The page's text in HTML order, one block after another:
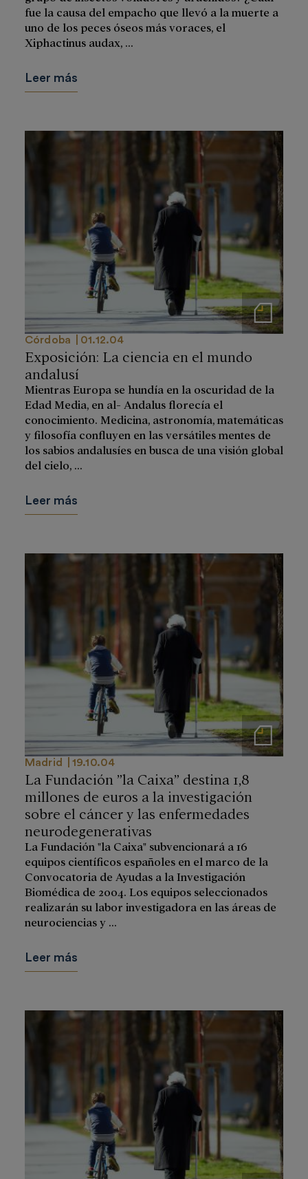
fue la causa del empacho que llevó a la muerte a
uno de los peces óseos más voraces, el
Xiphactinus audax, ...
Leer más
Notas de prensa
Córdoba 01.12.04
Exposición: La ciencia en el mundo
andalusí
Mientras Europa se hundía en la oscuridad de la
Edad Media, en al- Andalus florecía el
conocimiento. Medicina, astronomía, matemáticas
y filosofía confluyen en las versátiles mentes de
los sabios andalusíes en busca de una visión global
del cielo, ...
Leer más
Notas de prensa
Madrid 19.10.04
La Fundación ”la Caixa” destina 1,8
millones de euros a la investigación
sobre el cáncer y las enfermedades
neurodegenerativas
La Fundación "la Caixa" subvencionará a 16
equipos científicos españoles en el marco de la
Convocatoria de Ayudas a la Investigación
Biomédica de 2004. Los equipos seleccionados
realizarán su labor investigadora en las áreas de
neurociencias y ...
Leer más